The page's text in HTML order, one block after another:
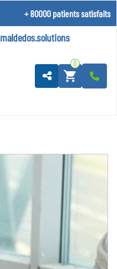
+ 80000 patients satisfaits
maldedos.solutions
shopping_cart
0